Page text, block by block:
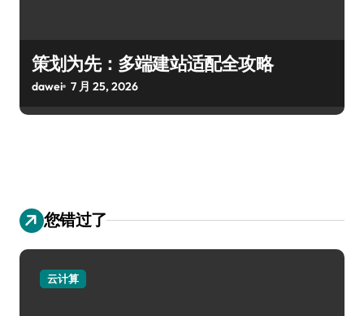
策划为先：多端建站适配全攻略
dawei 7 月 25, 2026
您错过了
云计算